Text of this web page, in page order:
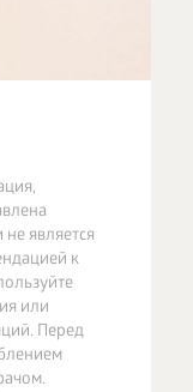
является
к
или
Перед